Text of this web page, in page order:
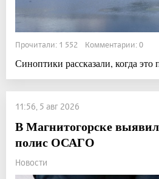
Прочитали: 1 552 Комментарии: 0
Синоптики рассказали, когда это
11:56, 5 авг 2026
В Магнитогорске
полис ОСАГО
Новости